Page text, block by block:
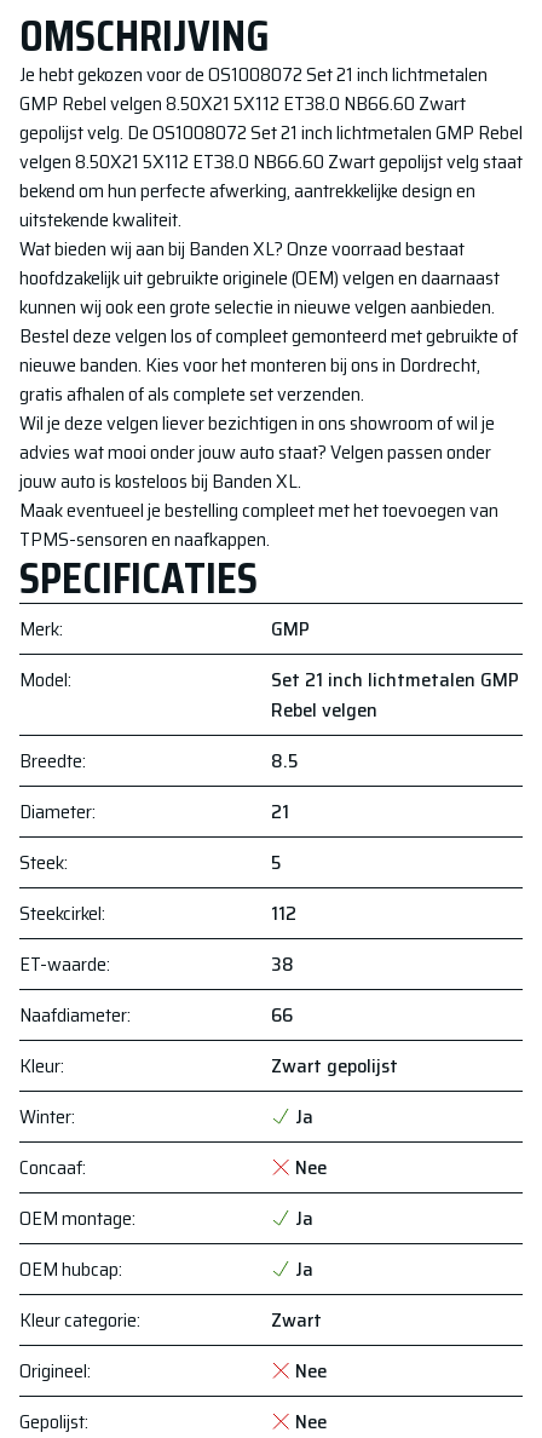
OMSCHRIJVING
Je hebt gekozen voor deOS1008072 Set 21 inch lichtmetalen
GMP Rebel velgen 8.50X21 5X112 ET38.0 NB66.60 Zwart
gepolijstvelg. DeOS1008072 Set 21 inch lichtmetalen GMP Rebel
velgen 8.50X21 5X112 ET38.0 NB66.60 Zwart gepolijstvelg staat
bekend om hun perfecte afwerking, aantrekkelijke design en
uitstekende kwaliteit.
Wat bieden wij aan bij Banden XL? Onze voorraad bestaat
hoofdzakelijk uit gebruikte originele (OEM) velgen en daarnaast
kunnen wij ook een grote selectie in nieuwe velgen aanbieden.
Bestel deze velgen los of compleet gemonteerd met gebruikte of
nieuwe banden. Kies voor het monteren bij ons in Dordrecht,
gratis afhalen of als complete set verzenden.
Wil je deze velgen liever bezichtigen in ons showroom of wil je
advies wat mooi onder jouw auto staat? Velgen passen onder
jouw auto is kosteloos bij Banden XL.
Maak eventueel je bestelling compleet met het toevoegen van
TPMS-sensoren en naafkappen.
SPECIFICATIES
Merk:
GMP
Model:
Set 21 inch lichtmetalen GMP
Rebel velgen
Breedte:
8.5
Diameter:
21
Steek:
5
Steekcirkel:
112
ET-waarde:
38
Naafdiameter:
66
Kleur:
Zwart gepolijst
Winter:
Ja
Concaaf:
Nee
OEM montage:
Ja
OEM hubcap:
Ja
Kleur categorie:
Zwart
Origineel:
Nee
Gepolijst:
Nee